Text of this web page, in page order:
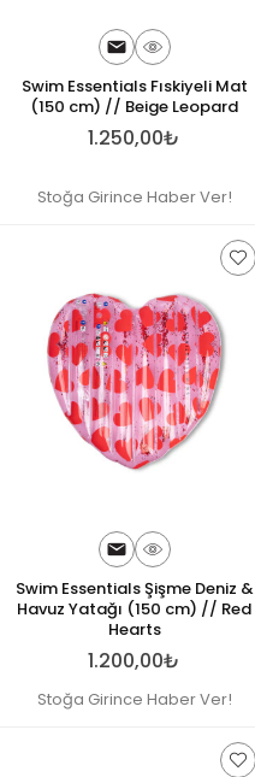
Swim Essentials Fıskiyeli Mat
(150 cm) // Beige Leopard
1.250,00₺
Stoğa Girince Haber Ver!
Swim Essentials Şişme Deniz &
Havuz Yatağı (150 cm) // Red
Hearts
1.200,00₺
Stoğa Girince Haber Ver!